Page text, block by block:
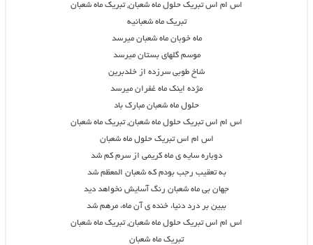
اس ام اس تبریک حلول ماه شعبان, تبریک ماه شعبان
تبریک ماه شعبانیه
ماه خوبان ماه شعبان میرسد
موسم گلهای بستان میرسد
شاخ طوبی سرزده از خلدبرین
مژده اینک ماه غفران میرسد
حلول ماه شعبان مبارک باد
اس ام اس تبریک حلول ماه شعبان, تبریک ماه شعبان
اس ام اس تبریک حلول ماه شعبان
دوباره سایه ی ماه کریمی از سرم کم شد
به تعقیب رجب بودم که شعبان المعظم شد
جهان بی ماه شعبان رنگ آسایش نخواهد دید
ببین بر درد دنیا، خنده ی آن ماه، مرهم شد
اس ام اس تبریک حلول ماه شعبان, تبریک ماه شعبان
تبریک ماه شعبان